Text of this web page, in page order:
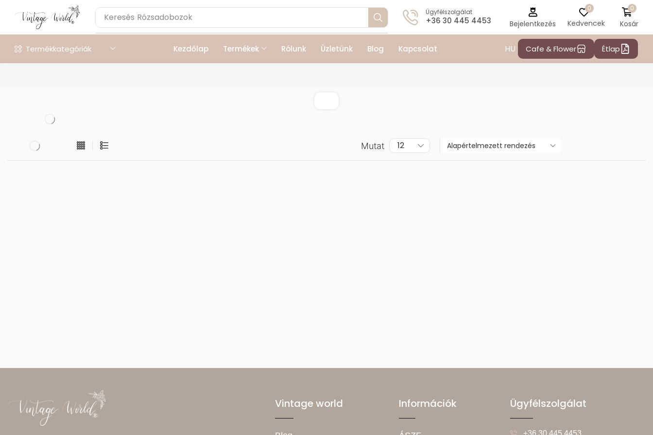
Keresés Rózsadobozok Ügyfélszolgálat
+36 30 445 4453 Bejelentkezés
0
Kedvencek
0
Kosár
Termékkategóriák Kezdőlap Termékek Rólunk Üzletünk Blog Kapcsolat HU Cafe & Flower Étlap
Mutat
Vintage world Információk Ügyfélszolgálat
+36 30 445 4453